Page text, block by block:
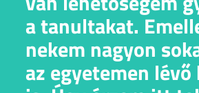
a tanultakat.
nekem nagyon
az egyetemen lévő